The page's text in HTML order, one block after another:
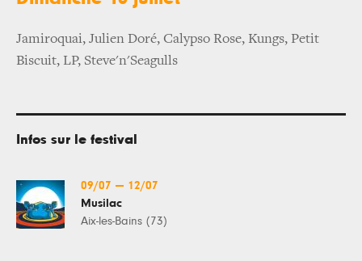
Jamiroquai, Julien Doré, Calypso Rose, Kungs, Petit
Biscuit, LP, Steve'n'Seagulls
Infos sur le festival
09/07 — 12/07
Musilac
Aix-les-Bains (73)